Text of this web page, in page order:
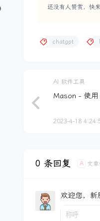
还没有人赞赏，快
chatgpt
AI 软件工具
Mason - 使
2023-4-18
0 条回复 A 文
欢迎您，新